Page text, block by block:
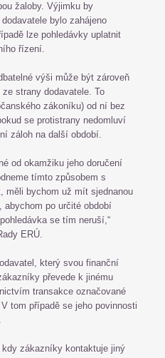
žaloby. Výjimku by
bylo zahájeno
lze pohledávky uplatnit
řízení.
výši může být zároveň
strany dodavatele. To
zákoníku) od ní bez
se protistrany nedomluví
záloh na další období.
od okamžiku jeho doručení
tímto způsobem s
měli bychom už mít sjednanou
po určité období
se tím neruší,“
ERÚ.
který svou finanční
převede k jinému
transakce označované
tom případě se jeho povinnosti
zákazníky kontaktuje jiný